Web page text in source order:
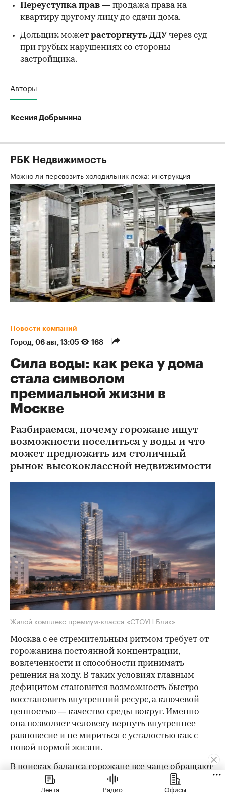
Переуступка прав — продажа права на
квартиру другому лицу до сдачи дома.
Дольщик может расторгнуть ДДУ через суд
при грубых нарушениях со стороны
застройщика.
Авторы
Ксения Добрынина
РБК Недвижимость
Можно ли перевозить холодильник лежа: инструкция
Новости компаний
Город 06 авг, 13:05 168
Сила воды: как река у дома
стала символом
премиальной жизни в
Москве
Разбираемся, почему горожане ищут
возможности поселиться у воды и что
может предложить им столичный
рынок высококлассной недвижимости
Жилой комплекс премиум-класса «СТОУН Блик»
Москва с ее стремительным ритмом требует от
горожанина постоянной концентрации,
вовлеченности и способности принимать
решения на ходу. В таких условиях главным
дефицитом становится возможность быстро
восстановить внутренний ресурс, а ключевой
ценностью — качество среды вокруг. Именно
она позволяет человеку вернуть внутреннее
равновесие и не мириться с усталостью как с
новой нормой жизни.
В поисках баланса горожане все чаще обращают
внимание на природную составляющую
пространства вокруг себя, в частности на
Лента Радио Офисы